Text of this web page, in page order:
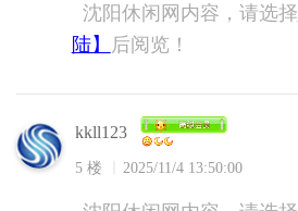
沈阳休闲网内容，请选择
陆】
后阅览！
kkll123
5 楼 2025/11/4 13:50:00